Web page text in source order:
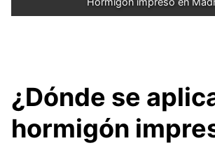
¿Dónde se
hormigón